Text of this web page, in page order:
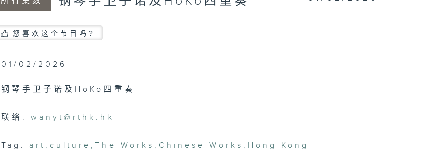
西西的文艺空间与
港意艺术家联展以
您喜欢这个节目吗?
01/02/2026
钢琴手卫子诺及HoKo四重奏
联络:wanyt@rthk.hk
Tag: art , culture ,The Works , Chinese Works , Hong Kong